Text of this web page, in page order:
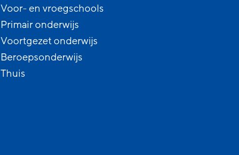
Voor- en vroegschools
Primair onderwijs
Voortgezet onderwijs
Beroepsonderwijs
Thuis